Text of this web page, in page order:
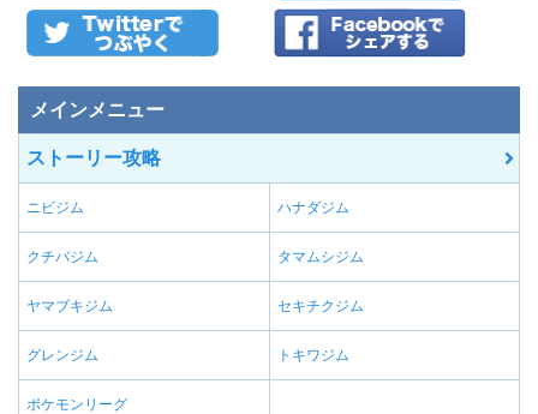
メインメニュー
ストーリー攻略
ニビジム ハナダジム
クチバジム タマムシジム
ヤマブキジム セキチクジム
グレンジム トキワジム
ポケモンリーグ